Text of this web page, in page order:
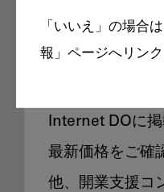
「いいえ」の場合
報」ページへリンク
製品価
Internet DOに
最新価格をご確
他、開業支援コ